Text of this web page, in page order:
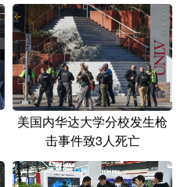
日本語 한국어
美国内华达大学分校发生枪
击事件致3人死亡